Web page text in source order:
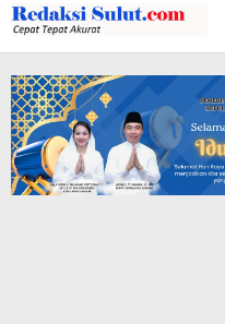
Lewati
ke
konten